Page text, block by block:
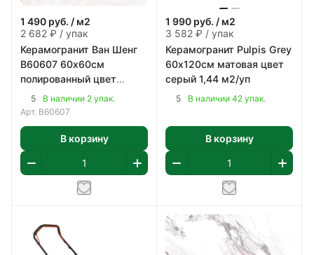
1 490 руб. / м2
2 682 ₽ / упак
Керамогранит Ван Шенг
В60607 60х60см
полированный цвет
бежево-коричневый 1,8
м2/уп
5
В наличии 2 упак.
Арт. В60607
В корзину
1 990 руб. / м2
3 582 ₽ / упак
Керамогранит Pulpis Grey
60х120см матовая цвет
серый 1,44 м2/уп
5 В наличии 42 упак.
В корзину